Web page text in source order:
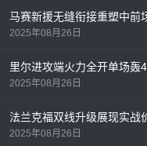
马赛新援无缝衔接重塑中前
2025年08月26日
里尔进攻端火力全开单场轰
2025年08月26日
2025年08月26日